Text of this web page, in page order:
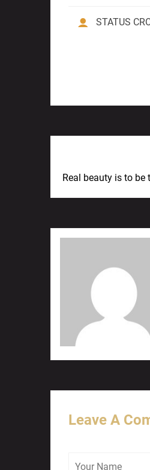
STATUS
Real beauty is to be
Leave A